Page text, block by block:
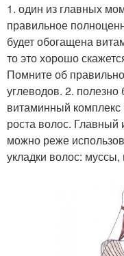
1. один из главных
правильное
будет обогащена
то это хорошо
Помните об
углеводов. 2. полезно
витаминный
роста волос. Главный
можно реже
укладки волос: муссы,